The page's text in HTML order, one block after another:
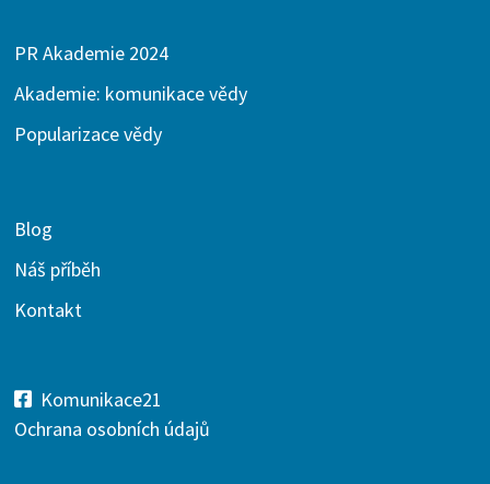
PR Akademie 2024
Akademie: komunikace vědy
Popularizace vědy
Blog
Náš příběh
Kontakt
Komunikace21
Ochrana osobních údajů